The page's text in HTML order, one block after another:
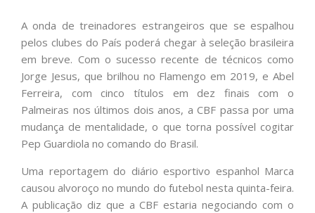
A onda de treinadores estrangeiros que se espalhou
pelos clubes do País poderá chegar à seleção brasileira
em breve. Com o sucesso recente de técnicos como
Jorge Jesus, que brilhou no Flamengo em 2019, e Abel
Ferreira, com cinco títulos em dez finais com o
Palmeiras nos últimos dois anos, a CBF passa por uma
mudança de mentalidade, o que torna possível cogitar
Pep Guardiola no comando do Brasil.
Uma reportagem do diário esportivo espanhol Marca
causou alvoroço no mundo do futebol nesta quinta-feira.
A publicação diz que a CBF estaria negociando com o